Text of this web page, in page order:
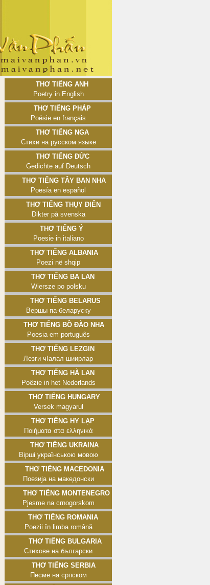
Thơ tiếng Anh
Poetry in English
Thơ tiếng Pháp
Poésie en français
Thơ tiếng Nga
Стихи на русском языке
Thơ tiếng Đức
Gedichte auf Deutsch
Thơ tiếng Tây Ban Nha
Poesía en español
Thơ tiếng Thụy Điển
Dikter på svenska
Thơ tiếng Ý
Poesie in italiano
Thơ tiếng Albania
Poezi në shqip
Thơ tiếng Ba Lan
Wiersze po polsku
Thơ tiếng Belarus
Вершы па-беларуску
Thơ tiếng Bồ Đào Nha
Poesia em português
Thơ tiếng Lezgin
Лезги чӀалал шиирлар
Thơ tiếng Hà Lan
Poëzie in het Nederlands
Thơ tiếng Hungary
Versek magyarul
Thơ tiếng Hy Lạp
Ποιήματα στα ελληνικά
Thơ tiếng Ukraina
Вірші українською мовою
Thơ tiếng Macedonia
Поезија на македонски
Thơ tiếng Montenegro
Pjesme na crnogorskom
Thơ tiếng Romania
Poezii în limba română
Thơ tiếng Bulgaria
Стихове на български
Thơ tiếng Serbia
Песме на српском